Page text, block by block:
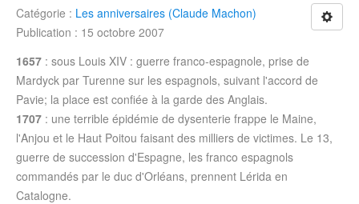
Catégorie : Les anniversaires (Claude Machon)
Publication : 15 octobre 2007
1657 : sous Louis XIV : guerre franco-espagnole, prise de
Mardyck par Turenne sur les espagnols, suivant l'accord de
Pavie; la place est confiée à la garde des Anglais.
1707 : une terrible épidémie de dysenterie frappe le Maine,
l'Anjou et le Haut Poitou faisant des milliers de victimes. Le 13,
guerre de succession d'Espagne, les franco espagnols
commandés par le duc d'Orléans, prennent Lérida en
Catalogne.